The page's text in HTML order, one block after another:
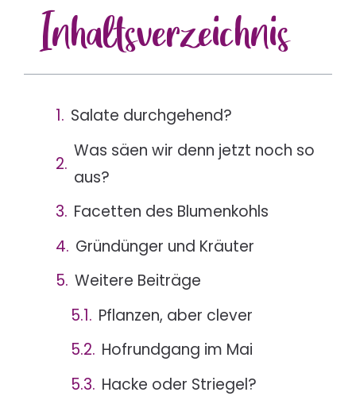
Inhaltsverzeichnis
Salate durchgehend?
Was säen wir denn jetzt noch so
aus?
Facetten des Blumenkohls
Gründünger und Kräuter
Weitere Beiträge
Pflanzen, aber clever
Hofrundgang im Mai
Hacke oder Striegel?